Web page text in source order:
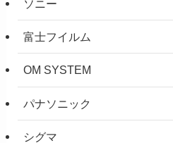
ソニー
富士フイルム
OM SYSTEM
パナソニック
シグマ